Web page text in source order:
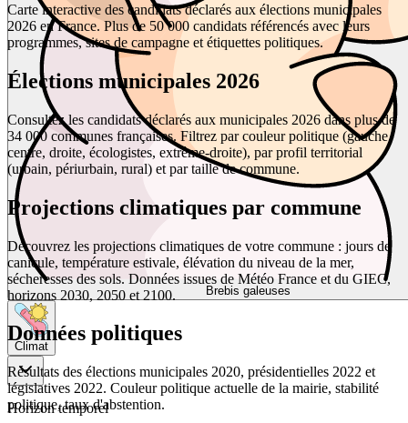
Brebis galeuses
Climat
Horizon temporel
Carte interactive des candidats déclarés aux élections municipales
2026 en France. Plus de 50 000 candidats référencés avec leurs
programmes, sites de campagne et étiquettes politiques.
Élections municipales 2026
Consultez les candidats déclarés aux municipales 2026 dans plus de
34 000 communes françaises. Filtrez par couleur politique (gauche,
centre, droite, écologistes, extrême-droite), par profil territorial
(urbain, périurbain, rural) et par taille de commune.
Projections climatiques par commune
Découvrez les projections climatiques de votre commune : jours de
canicule, température estivale, élévation du niveau de la mer,
sécheresses des sols. Données issues de Météo France et du GIEC,
horizons 2030, 2050 et 2100.
Données politiques
Résultats des élections municipales 2020, présidentielles 2022 et
législatives 2022. Couleur politique actuelle de la mairie, stabilité
politique, taux d'abstention.